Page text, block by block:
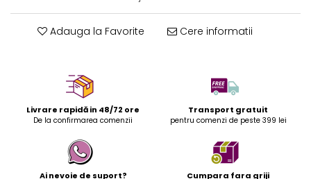
Adauga la Favorite Cere informatii
Livrare rapidă in 48/72 ore
De la confirmarea comenzii
Transport gratuit
pentru comenzi de peste 399 lei
Ai nevoie de suport? Cumpara fara griji